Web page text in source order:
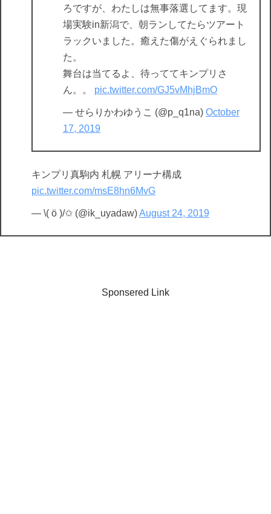
ろですが、わたしは無事落選してます。現
場実験in新潟で、朝ランしてたらツアート
ラックいました。癒えた傷がえぐられまし
た。
舞台は当てるよ、待っててキンプリさ
ん。。 pic.twitter.com/GJ5vMhjBmO
— せらりかわゆうこ (@p_q1na) October
17, 2019
キンプリ真駒内 札幌 アリーナ構成
pic.twitter.com/msE8hn6MvG
— \( ö )/✩ (@ik_uyadaw)August 24, 2019
Sponsered Link